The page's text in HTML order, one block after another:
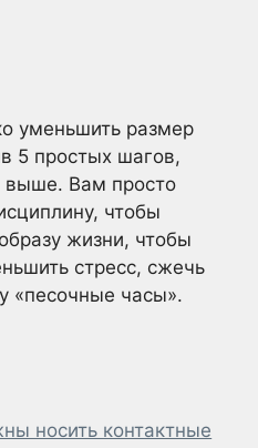
уменьшить размер
5 простых шагов,
выше. Вам просто
чтобы
жизни, чтобы
стресс, сжечь
«песочные часы».
носить контактные